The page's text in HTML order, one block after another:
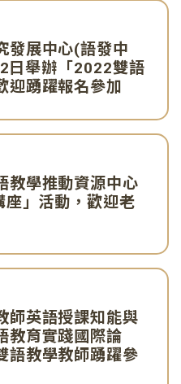
發展中心(語發中
日舉辦「2022雙語
迎踴躍報名參加
教學推動資源中心
」活動，歡迎老
師英語授課知能與
教育實踐國際論
語教學教師踴躍參